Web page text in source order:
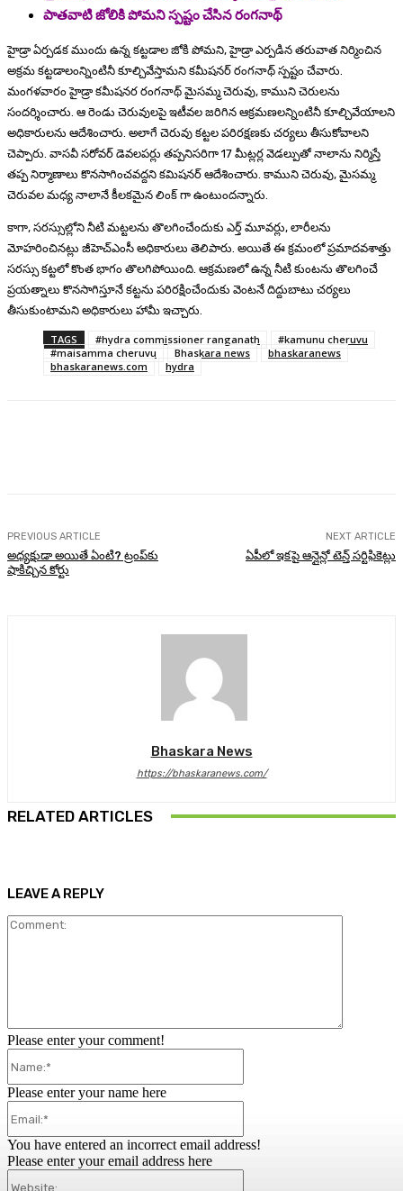
పాతవాటి జోలికి పోమని స్పష్టం చేసిన రంగనాథ్
హైడ్రా ఏర్పడక ముందు ఉన్న కట్టడాల జోకి పోమని, హైడ్రా ఎర్పడిన తరువాత నిర్మించిన
అక్రమ కట్టడాలంన్నింటినీ కూల్చివేస్తామని కమీషనర్ రంగనాథ్ స్పష్టం చేవారు.
మంగళవారం హైడ్రా కమీషనర రంగనాథ్ మైసమ్మ చెరువు, కాముని చెరులను
సందర్శించారు. ఆ రెండు చెరువులపై ఇటీవల జరిగిన ఆక్రమణలన్నింటినీ కూల్చివేయాలని
అధికారులను ఆదేశించారు. అలాగే చెరువు కట్టల పరిరక్షణకు చర్యలు తీసుకోవాలని
చెప్పారు. వాసవీ సరోవర్ డెవలపర్లు తప్పనిసరిగా 17 మీట్లర్ల వెడల్పుతో నాలాను నిర్మిస్తే
తప్ప నిర్మాణాలు కొనసాగించవద్దని కమిషనర్ ఆదేశించారు. కాముని చెరువు, మైసమ్మ
చెరువల మధ్య నాలానే కీలకమైన లింక్ గా ఉంటుందన్నారు.
కాగా, సరస్సుల్లోని నీటి మట్టలను తొలగించేందుకు ఎర్త్ మూవర్లు, లారీలను
మోహరించినట్లు జీహెచ్‌ఎంసీ అధికారులు తెలిపారు. అయితే ఈ క్రమంలో ప్రమాదవశాత్తు
సరస్సు కట్టలో కొంత భాగం తొలగిపోయింది. ఆక్రమణలో ఉన్న నీటి కుంటను తొలగించే
ప్రయత్నాలు కొనసాగిస్తూనే కట్టను పరిరక్షించేందుకు వెంటనే దిద్దుబాటు చర్యలు
తీసుకుంటామని అధికారులు హామీ ఇచ్చారు.
TAGS #hydra commissioner ranganath
#kamunu cheruvu
#maisamma cheruvu
Bhaskara news
bhaskaranews
bhaskaranews.com
hydra
PREVIOUS ARTICLE
అధ్యక్షుడా అయితే ఏంటి? ట్రంప్‌కు
షాకిచ్చిన కోర్టు
NEXT ARTICLE
ఏపీలో ఇకపై ఆన్లైన్లో టెన్త్ సర్టిఫికెట్లు
Bhaskara News
https://bhaskaranews.com/
RELATED ARTICLES
LEAVE A REPLY
Please enter your comment!
Please enter your name here
You have entered an incorrect email address!
Please enter your email address here